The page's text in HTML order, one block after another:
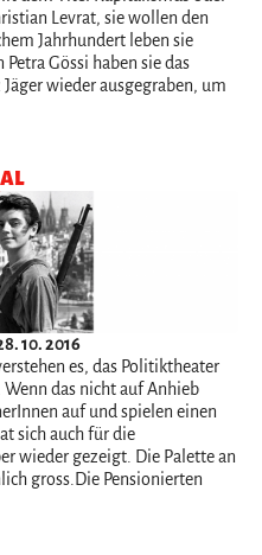
Levrat, sie wollen den
Jahrhundert leben sie
Gössi haben sie das
wieder ausgegraben, um
10. 2016
es, das Politiktheater
das nicht auf Anhieb
auf und spielen einen
sich auch für die
wieder gezeigt. Die Palette an
gross.Die Pensionierten